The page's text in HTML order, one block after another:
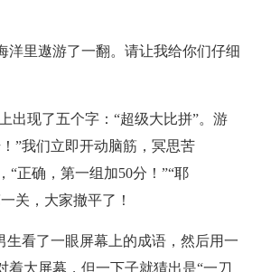
洋里遨游了一翻。请让我给你们仔细
出现了五个字：“超级大比拼”。游
”我们立即开动脑筋，冥思苦
“正确，第一组加50分！”“耶
关，大家撤平了！
生看了一眼屏幕上的成语，然后用一
大屏幕，但一下子就猜出是“一刀